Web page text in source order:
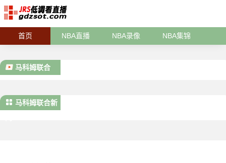
首页 NBA直播 NBA录像 NBA集锦
马科姆联合
马科姆联合新